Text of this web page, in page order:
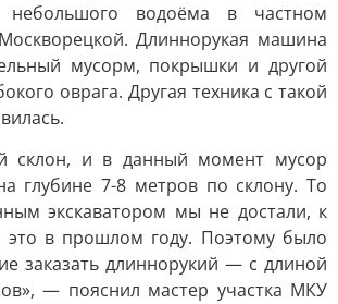
водоёма в частном
Длиннорукая машина
мусорм, покрышки и другой
оврага. Другая техника с такой
склон, и в данный момент мусор
глубине 7-8 метров по склону. То
экскаватором мы не достали, к
это в прошлом году. Поэтому было
заказать длиннорукий — с длиной
— пояснил мастер участка МКУ